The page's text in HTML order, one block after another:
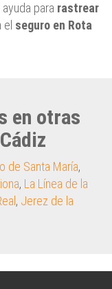
para rastrear
seguro en Rota
en otras
de Santa María,
, La Línea de la
, Jerez de la